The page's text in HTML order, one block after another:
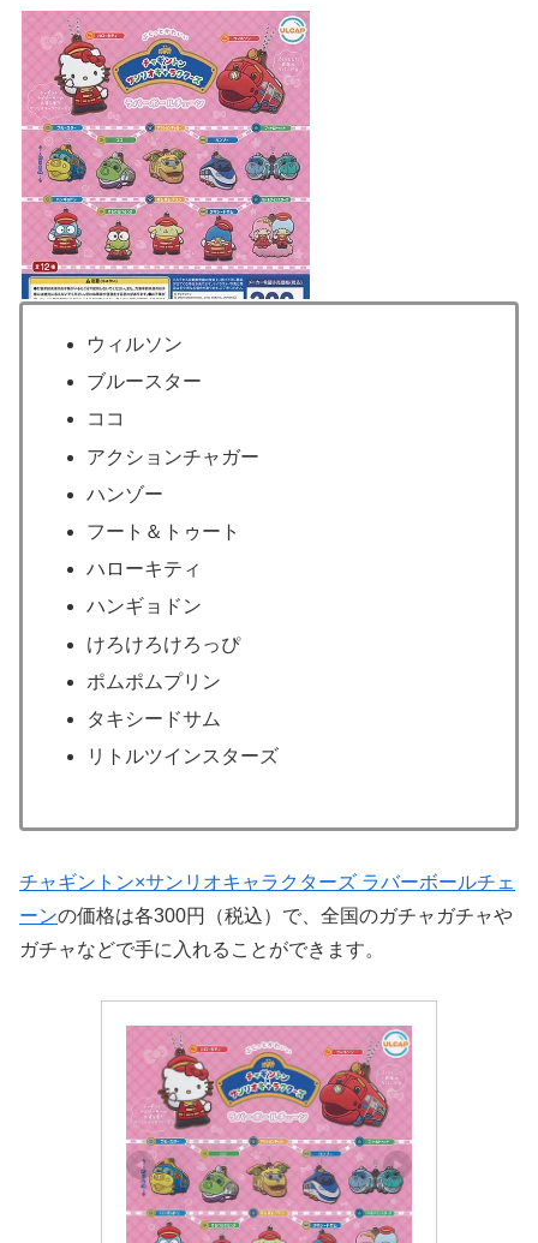
ウィルソン
ブルースター
ココ
アクションチャガー
ハンゾー
フート＆トゥート
ハローキティ
ハンギョドン
けろけろけろっぴ
ポムポムプリン
タキシードサム
リトルツインスターズ
チャギントン×サンリオキャラクターズ ラバーボールチェ
ーンの価格は各300円（税込）で、全国のガチャガチャや
ガチャなどで手に入れることができます。